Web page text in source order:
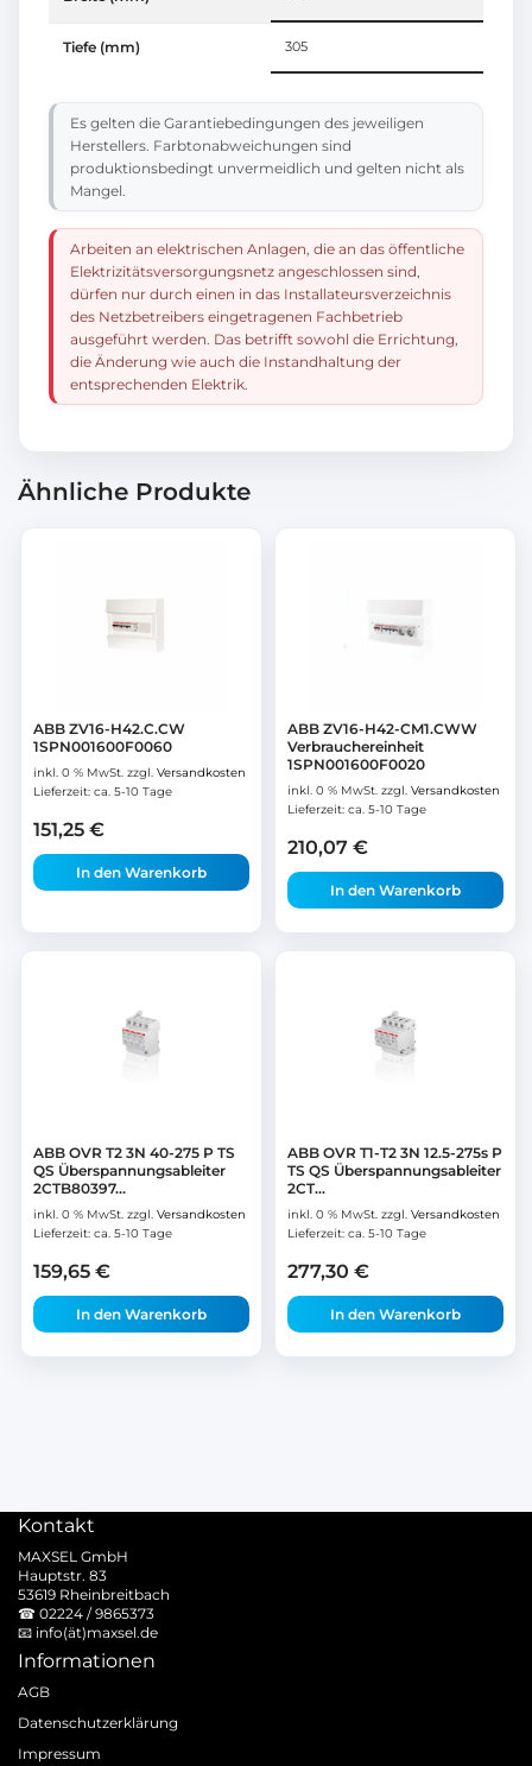
Tiefe (mm) 305
Es gelten die Garantiebedingungen des jeweiligen
Herstellers. Farbtonabweichungen sind
produktionsbedingt unvermeidlich und gelten nicht als
Mangel.
Arbeiten an elektrischen Anlagen, die an das öffentliche
Elektrizitätsversorgungsnetz angeschlossen sind,
dürfen nur durch einen in das Installateursverzeichnis
des Netzbetreibers eingetragenen Fachbetrieb
ausgeführt werden. Das betrifft sowohl die Errichtung,
die Änderung wie auch die Instandhaltung der
entsprechenden Elektrik.
Ähnliche Produkte
ABB ZV16-H42.C.CW
1SPN001600F0060
inkl. 0 % MwSt. zzgl. Versandkosten
Lieferzeit: ca. 5-10 Tage
151,25 €
In den Warenkorb
ABB ZV16-H42-CM1.CWW
Verbrauchereinheit
1SPN001600F0020
inkl. 0 % MwSt. zzgl. Versandkosten
Lieferzeit: ca. 5-10 Tage
210,07 €
In den Warenkorb
ABB OVR T2 3N 40-275 P TS
QS Überspannungsableiter
2CTB80397...
inkl. 0 % MwSt. zzgl. Versandkosten
Lieferzeit: ca. 5-10 Tage
159,65 €
In den Warenkorb
ABB OVR T1-T2 3N 12.5-275s P
TS QS Überspannungsableiter
2CT...
inkl. 0 % MwSt. zzgl. Versandkosten
Lieferzeit: ca. 5-10 Tage
277,30 €
In den Warenkorb
Kontakt
MAXSEL GmbH
Hauptstr. 83
53619 Rheinbreitbach
☎ 02224 / 9865373
📧 info(ät)maxsel.de
Informationen
AGB
Datenschutzerklärung
Impressum